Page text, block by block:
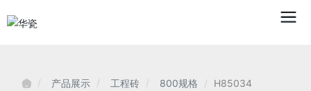
产品展示 工程砖 800规格 H85034